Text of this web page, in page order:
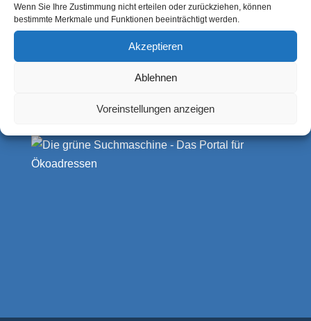
Wenn Sie Ihre Zustimmung nicht erteilen oder zurückziehen, können
bestimmte Merkmale und Funktionen beeinträchtigt werden.
Akzeptieren
Ablehnen
Voreinstellungen anzeigen
Deutschland
info@artebio.de